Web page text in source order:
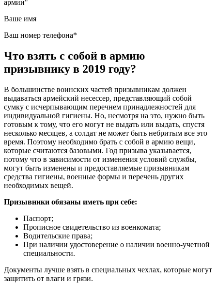
армии"
Ваше имя
Ваш номер телефона*
Что взять с собой в армию
призывнику в 2019 году?
В большинстве воинских частей призывникам должен
выдаваться армейский несессер, представляющий собой
сумку с исчерпывающим перечнем принадлежностей для
индивидуальной гигиены. Но, несмотря на это, нужно быть
готовым к тому, что его могут не выдать или выдать, спустя
несколько месяцев, а солдат не может быть небритым все это
время. Поэтому необходимо брать с собой в армию вещи,
которые считаются базовыми. Год призыва указывается,
потому что в зависимости от изменения условий службы,
могут быть изменены и предоставляемые призывникам
средства гигиены, военные формы и перечень других
необходимых вещей.
Призывники обязаны иметь при себе:
Паспорт;
Прописное свидетельство из военкомата;
Водительские права;
При наличии удостоверение о наличии военно-учетной
специальности.
Документы лучше взять в специальных чехлах, которые могут
защитить от влаги и грязи.